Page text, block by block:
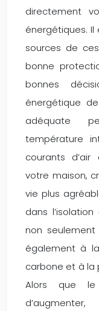
directement
énergétiques.
sources de
bonne
bonnes
énergétique
adéquate
température
courants d’air
votre maison,
vie plus
dans
non
également à
carbone et à la
Alors que le